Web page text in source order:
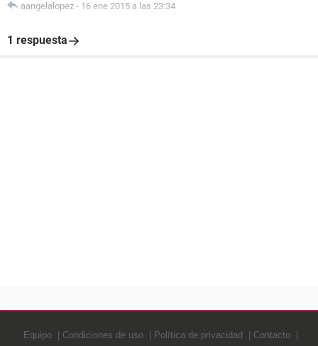
aangelalopez - 16 ene 2015 a las 23:34
1 respuesta
Equipo Condiciones de uso Política de privacidad Contacto